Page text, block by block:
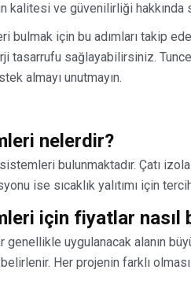
kalitesi ve güvenilirliği
için bu adımları takip
tasarrufu sağlayabilirsiniz.
almayı unutmayın.
nelerdir?
bulunmaktadır. Çatı
ise sıcaklık yalıtımı için
için fiyatlar nasıl
uygulanacak alanın
Her projenin farklı